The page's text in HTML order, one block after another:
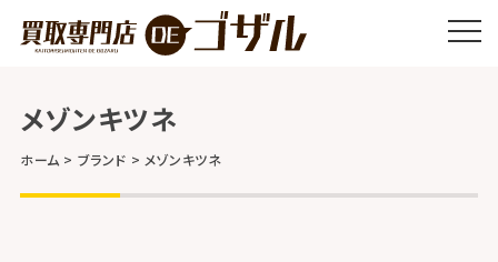
メゾンキツネ
ホーム ブランド メゾンキツネ